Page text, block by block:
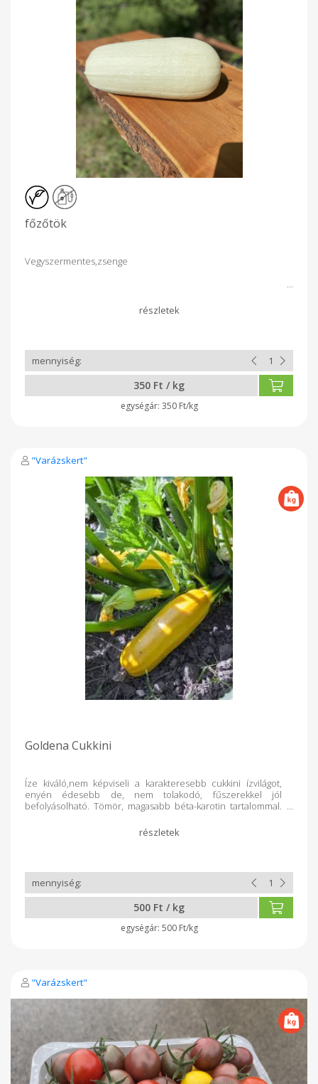
főzőtök
Vegyszermentes,zsenge
350 Ft / kg
350 Ft/kg
"Varázskert"
Goldena Cukkini
Íze kiváló,nem képviseli a karakteresebb cukkini ízvilágot,
enyén édesebb de, nem tolakodó, fűszerekkel jól
befolyásolható. Tömör, magasabb béta-karotin tartalommal.
500 Ft / kg
500 Ft/kg
"Varázskert"